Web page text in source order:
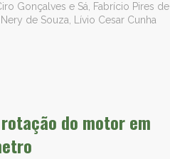
Gonçalves e Sá, Fabrício Pires de
de Souza, Lívio Cesar Cunha
do motor em